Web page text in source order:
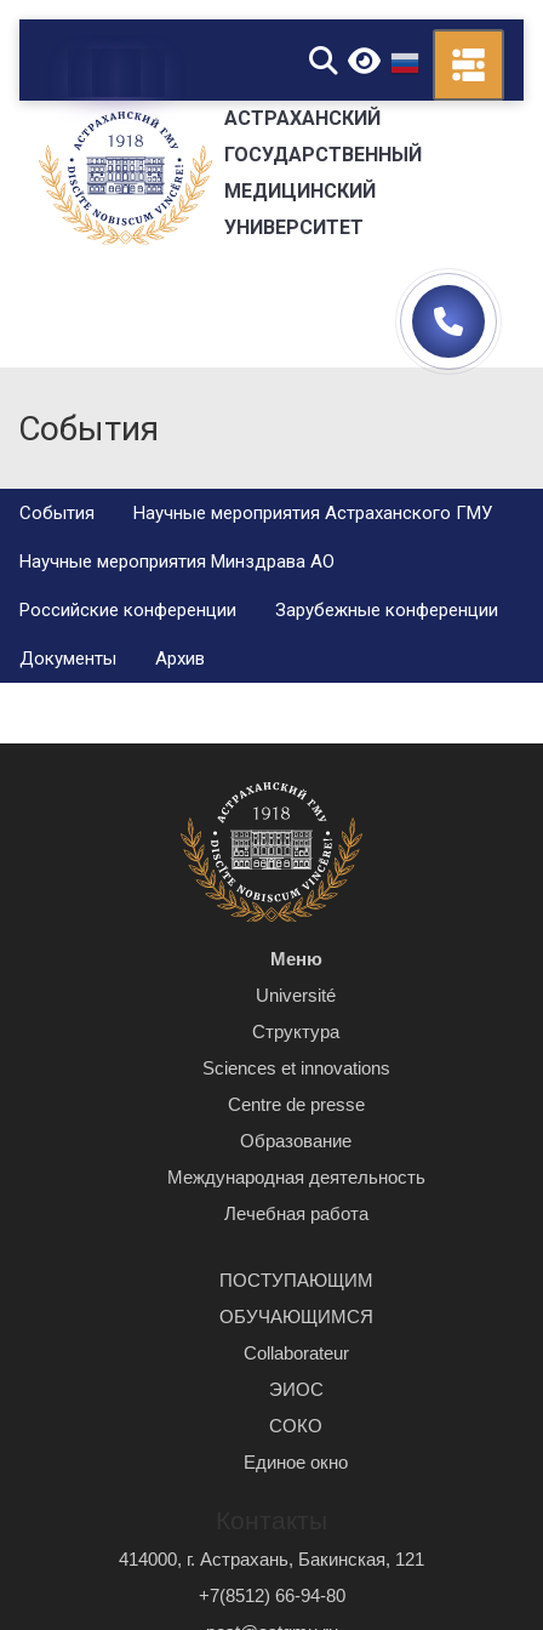
▼
АСТРАХАНСКИЙ
ГОСУДАРСТВЕННЫЙ
МЕДИЦИНСКИЙ
УНИВЕРСИТЕТ
События
События Научные мероприятия Астраханского ГМУ
Научные мероприятия Минздрава АО
Российские конференции Зарубежные конференции
Документы Архив
Меню
Université
Структура
Sciences et innovations
Centre de presse
Образование
Международная деятельность
Лечебная работа
ПОСТУПАЮЩИМ
ОБУЧАЮЩИМСЯ
Сollaborateur
ЭИОС
СОКО
Единое окно
414000, г. Астрахань, Бакинская, 121
+7(8512) 66-94-80